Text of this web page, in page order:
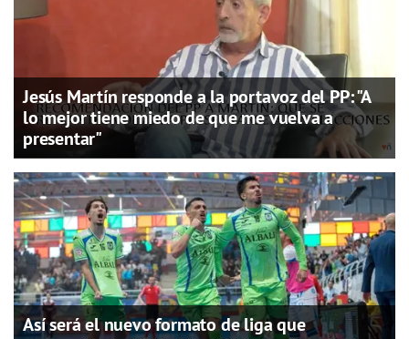
Jesús Martín responde a la portavoz del PP: "A
lo mejor tiene miedo de que me vuelva a
presentar"
Así será el nuevo formato de liga que